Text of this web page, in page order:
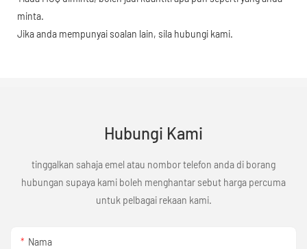
minta.
Jika anda mempunyai soalan lain, sila hubungi kami.
Hubungi Kami
tinggalkan sahaja emel atau nombor telefon anda di borang
hubungan supaya kami boleh menghantar sebut harga percuma
untuk pelbagai rekaan kami.
Nama